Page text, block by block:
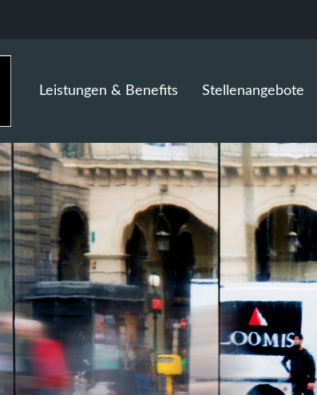
Stellenangebote
Leistungen & Benefits